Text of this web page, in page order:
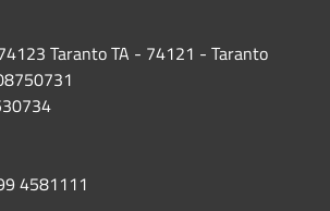
Taranto TA - 74121 - Taranto
4581111